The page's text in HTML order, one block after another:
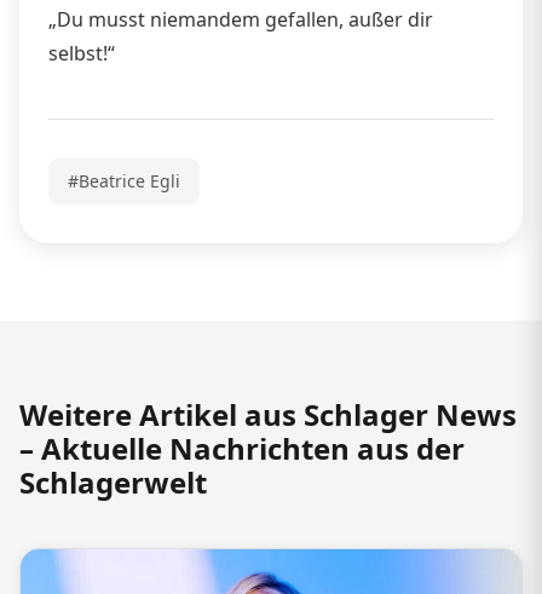
„Du musst niemandem gefallen, außer dir
selbst!“
#Beatrice Egli
Weitere Artikel aus Schlager News
– Aktuelle Nachrichten aus der
Schlagerwelt